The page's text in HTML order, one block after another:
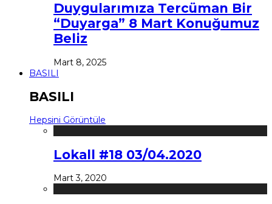
Duygularımıza Tercüman Bir
“Duyarga” 8 Mart Konuğumuz
Beliz
Mart 8, 2025
BASILI
BASILI
Hepsini Görüntüle
Lokall #18 03/04.2020
Mart 3, 2020